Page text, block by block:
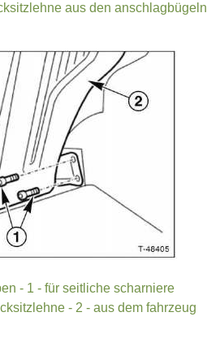
aus den anschlagbügeln
- 1 - für seitliche scharniere
- 2 - aus dem fahrzeug